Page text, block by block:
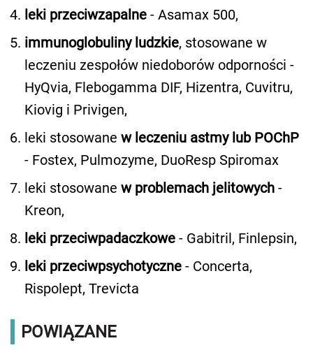
leki przeciwzapalne - Asamax 500,
immunoglobuliny ludzkie, stosowane w
leczeniu zespołów niedoborów odporności -
HyQvia, Flebogamma DIF, Hizentra, Cuvitru,
Kiovig i Privigen,
leki stosowane w leczeniu astmy lub POChP
- Fostex, Pulmozyme, DuoResp Spiromax
leki stosowane w problemach jelitowych -
Kreon,
leki przeciwpadaczkowe - Gabitril, Finlepsin,
leki przeciwpsychotyczne - Concerta,
Rispolept, Trevicta
POWIĄZANE